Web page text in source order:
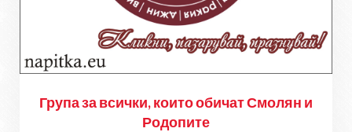
Група за всички, които обичат Смолян и
Родопите